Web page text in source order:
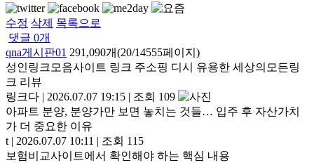
수정 삭제 목록으로
댓글 0개
qna게시판01 291,090개(20/14555페이지)
성인링크모음사이트 링크 주소핑 디시 유용한 세상의모든링
크 리뷰
링크다 | 2026.07.07 19:15 | 조회 109
아파트 분양, 분양가만 보면 놓치는 것들… 입주 후 자산가치
가 더 중요한 이유
t | 2026.07.07 10:11 | 조회 115
보험비교사이트에서 확인해야 하는 핵심 내용